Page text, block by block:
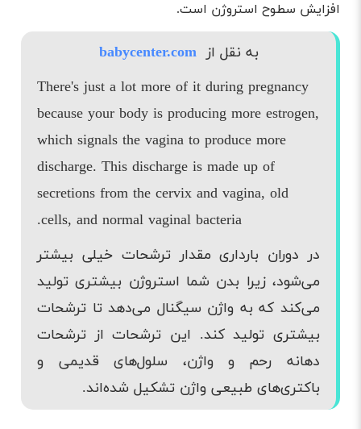
سوالات پرتکرار کاربران و پاسخ متخصص
افزایش سطوح استروژن است.
به نقل ازbabycenter.com
There's just a lot more of it during pregnancy
because your body is producing more estrogen,
which signals the vagina to produce more
discharge. This discharge is made up of
secretions from the cervix and vagina, old
cells, and normal vaginal bacteria.
در دوران بارداری مقدار ترشحات خیلی بیشتر
می‌شود، زیرا بدن شما استروژن بیشتری تولید
می‌کند که به واژن سیگنال می‌دهد تا ترشحات
بیشتری تولید کند. این ترشحات از ترشحات
دهانه رحم و واژن، سلول‌های قدیمی و
باکتری‌های طبیعی واژن تشکیل شده‌اند.